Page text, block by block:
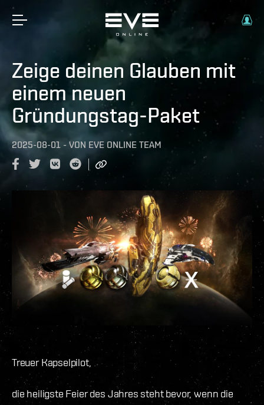
Zeige deinen Glauben mit
einem neuen
Gründungstag-Paket
2025-08-01 - VON EVE ONLINE TEAM
Treuer Kapselpilot,
die heiligste Feier des Jahres steht bevor, wenn die